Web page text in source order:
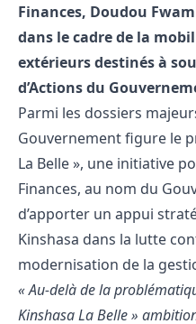
Finances, Doudou
dans le cadre de la
extérieurs destinés à
d’Actions du
Parmi les dossiers
Gouvernement figure le
La Belle », une initiative
Finances, au nom du
d’apporter un appui
Kinshasa dans la lutte
modernisation de la
« Au-delà de la
Kinshasa La Belle »